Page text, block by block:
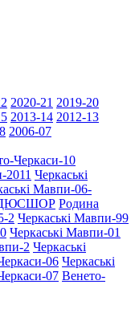
2020-21 2019-20
2013-14 2012-13
2006-07
Черкаси-10
2011 Черкаські
Мавпи-06-
Родина
2 Черкаські Мавпи-99
Черкаські Мавпи-01
2 Черкаські
06 Черкаські
07 Венето-